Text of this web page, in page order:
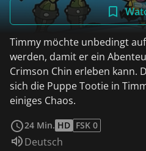
Timmy möchte unbedingt
werden, damit er ein
Crimson Chin erleben kann.
sich die Puppe Tootie in
einiges Chaos.
24 Min. HD FSK 0
Sprache:
Deutsch